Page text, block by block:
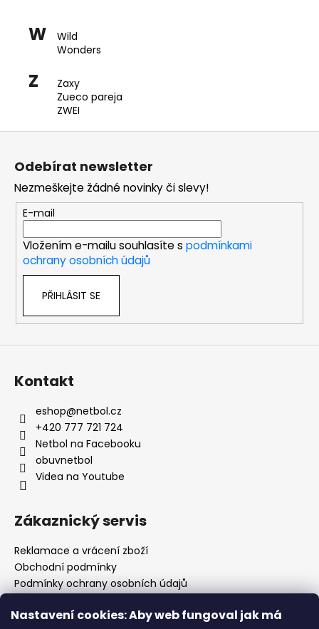
Nastavení cookies: Aby web fungoval jak má
W
Wild
Wonders
Z
Zaxy
Zueco pareja
ZWEI
Z
Odebírat newsletter
Nezmeškejte žádné novinky či slevy!
E-mail
Vložením e-mailu souhlasíte s podmínkami
ochrany osobních údajů
PŘIHLÁSIT SE
Kontakt
eshop@netbol.cz
+420 777 721 724
Netbol na Facebooku
obuvnetbol
Videa na Youtube
Zákaznický servis
Reklamace a vrácení zboží
Obchodní podmínky
Podmínky ochrany osobních údajů
Kontakty